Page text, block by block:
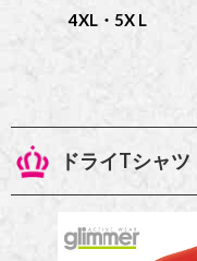
4XL・5X L
ドライTシャツ